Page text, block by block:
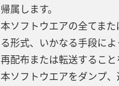
帰属します。
本ソフトウエアの全てま
る形式、いかなる手段によ
再配布または転送すること
本ソフトウエアをダンプ